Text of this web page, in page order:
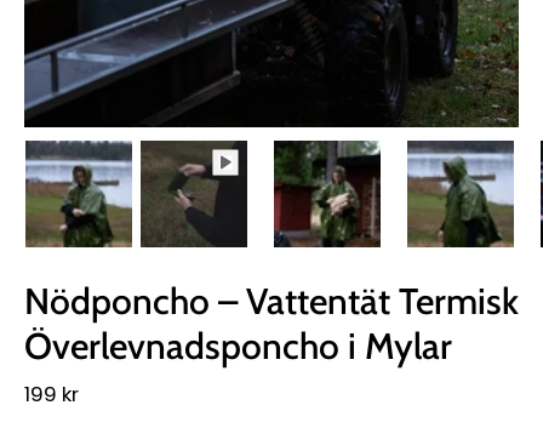
Nödponcho – Vattentät Termisk
Överlevnadsponcho i Mylar
199 kr